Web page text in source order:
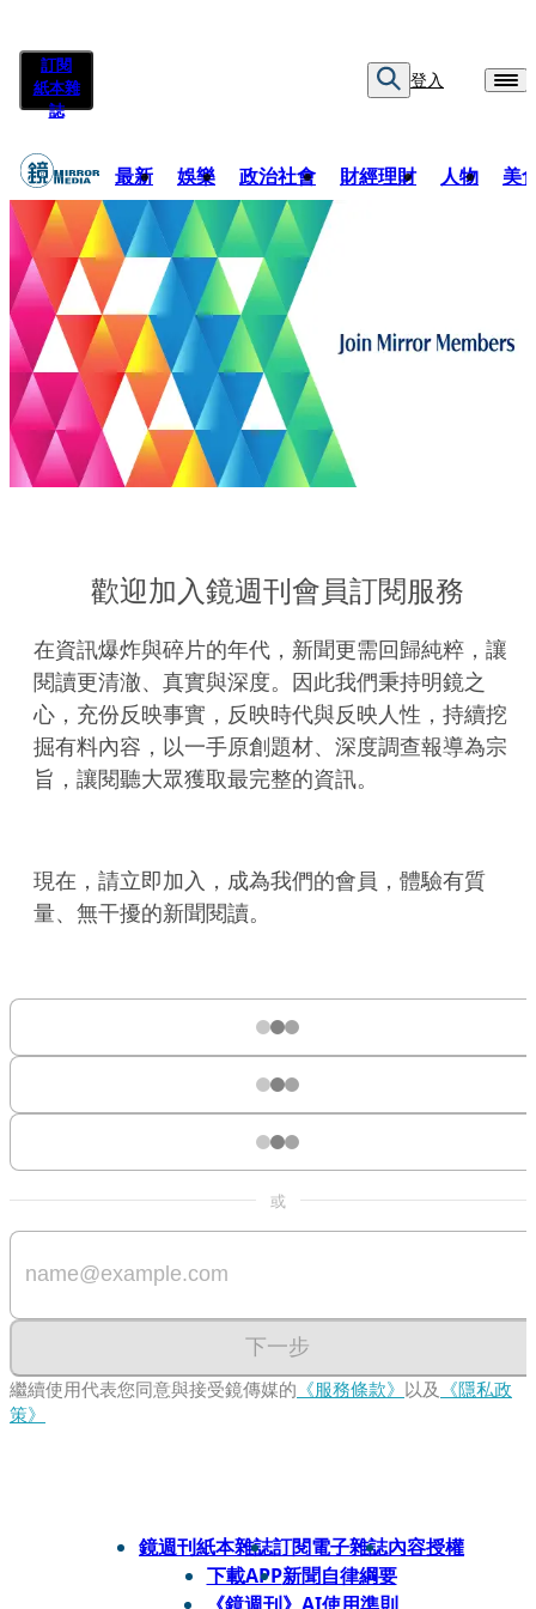
訂閱
紙本雜
誌
登入
最新 娛樂 政治社會 財經理財 人物 美
歡迎加入鏡週刊會員訂閱服務
在資訊爆炸與碎片的年代，新聞更需回歸純粹，讓
閱讀更清澈、真實與深度。因此我們秉持明鏡之
心，充份反映事實，反映時代與反映人性，持續挖
掘有料內容，以一手原創題材、深度調查報導為宗
旨，讓閱聽大眾獲取最完整的資訊。
現在，請立即加入，成為我們的會員，體驗有質
量、無干擾的新聞閱讀。
或
下一步
繼續使用代表您同意與接受鏡傳媒的 《服務條款》 以及 《隱私政
策》
鏡週刊紙本雜誌訂閱電子雜誌內容授權
下載APP新聞自律綱要